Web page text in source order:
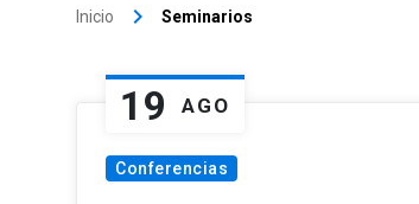
Inicio keyboard_arrow_right Seminarios
19 AGO
Conferencias